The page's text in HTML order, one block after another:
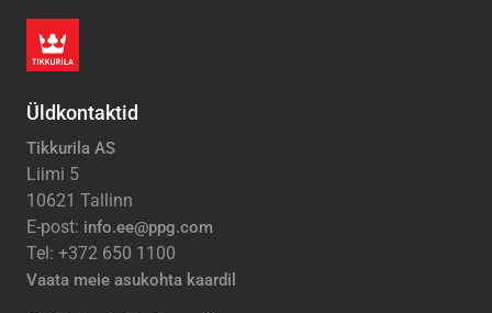
Üldkontaktid
Tikkurila AS
Liimi 5
10621 Tallinn
E-post: info.ee@ppg.com
Tel: +372 650 1100
Vaata meie asukohta kaardil